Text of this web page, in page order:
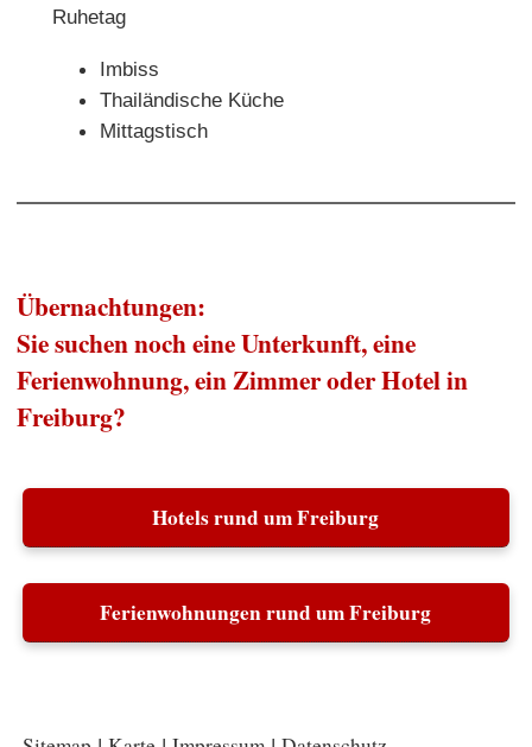
Ruhetag
Imbiss
Thailändische Küche
Mittagstisch
Übernachtungen:
Sie suchen noch eine Unterkunft, eine
Ferienwohnung, ein Zimmer oder Hotel in
Freiburg?
Hotels rund um Freiburg
Ferienwohnungen rund um Freiburg